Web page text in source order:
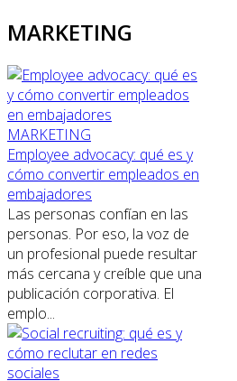
MARKETING
MARKETING
Employee advocacy: qué es y
cómo convertir empleados en
embajadores
Las personas confían en las
personas. Por eso, la voz de
un profesional puede resultar
más cercana y creíble que una
publicación corporativa. El
emplo...